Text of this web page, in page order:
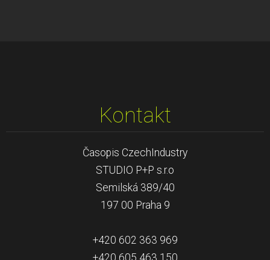
Kontakt
Časopis CzechIndustry
STUDIO P+P s.r.o
Semilská 389/40
197 00 Praha 9
+420 602 363 969
+420 605 463 150